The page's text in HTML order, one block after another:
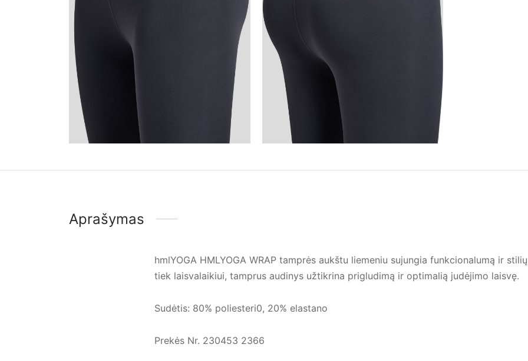
Aprašymas
hmlYOGA HMLYOGA WRAP tamprės aukštu liemeniu sujungia funkcionalumą ir
tiek laisvalaikiui, tamprus audinys užtikrina prigludimą ir optimalią judėjimo laisvę.
Sudėtis: 80% poliesteri0, 20% elastano
Prekės Nr. 230453 2366